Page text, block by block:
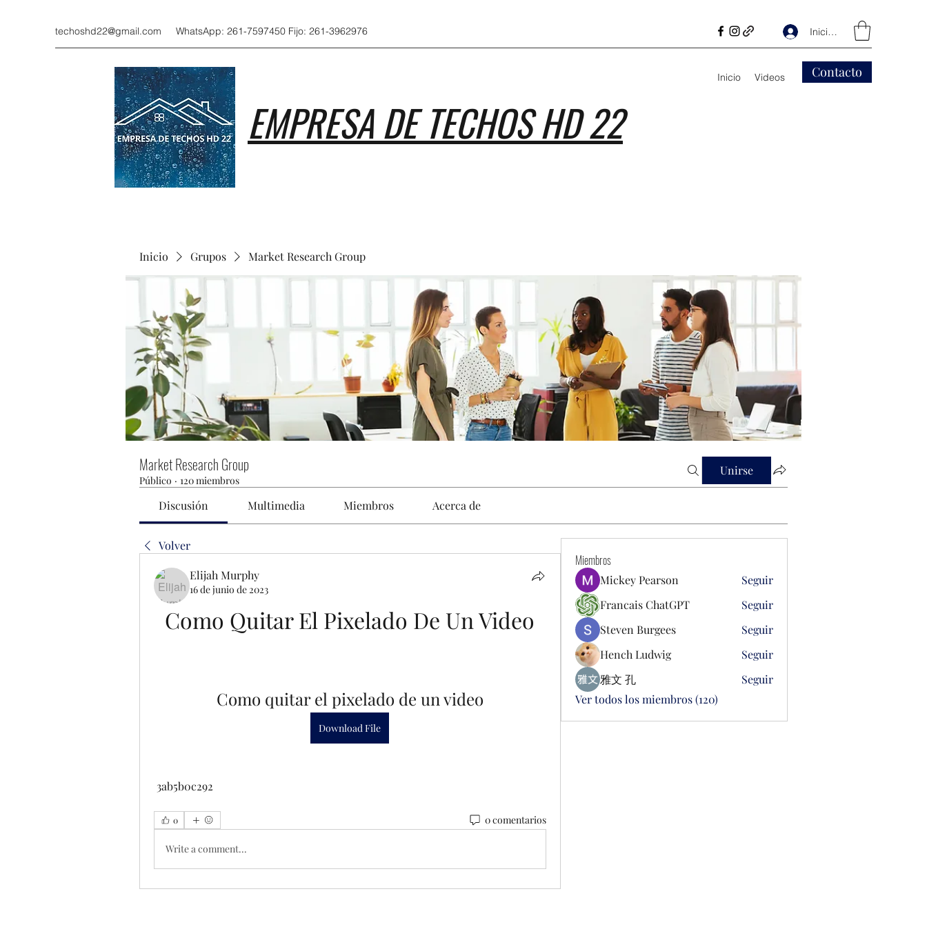
techoshd22@gmail.com WhatsApp: 261-7597450 Fijo: 261-3962976 Iniciar sesión
Inicio Videos Contacto
EMPRESA DE TECHOS HD 22
Inicio Grupos Market Research Group
Market Research Group
Público · 120 miembros
Unirse
Discusión Multimedia Miembros Acerca de
Volver
Elijah Murphy
16 de junio de 2023
Como Quitar El Pixelado De Un Video
Como quitar el pixelado de un video
Download File
3ab5b0c292
0 0 comentarios
Write a comment...
Miembros
Mickey Pearson
Seguir
Francais ChatGPT
Seguir
Steven Burgees
Seguir
Hench Ludwig
Seguir
雅文 孔
Seguir
Ver todos los miembros (120)